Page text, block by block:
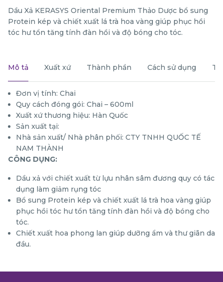
Dầu Xả KERASYS Oriental Premium Thảo Dược bổ sung
Protein kép và chiết xuất lá trà hoa vàng giúp phục hồi
tóc hư tổn tăng tính đàn hồi và độ bóng cho tóc.
Mô tả Xuất xứ Thành phần Cách sử dụng
Đơn vị tính: Chai
Quy cách đóng gói: Chai – 600ml
Xuất xứ thương hiệu: Hàn Quốc
Sản xuất tại:
Nhà sản xuất/ Nhà phân phối: CTY TNHH QUỐC TẾ
NAM THÀNH
CÔNG DỤNG:
Dầu xả với chiết xuất từ lựu nhân sâm đương quy có tác
dụng làm giảm rụng tóc
Bổ sung Protein kép và chiết xuất lá trà hoa vàng giúp
phục hồi tóc hư tổn tăng tính đàn hồi và độ bóng cho
tóc.
Chiết xuất hoa phong lan giúp dưỡng ẩm và thư giãn da
đầu.